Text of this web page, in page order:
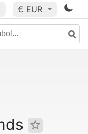
€ EUR